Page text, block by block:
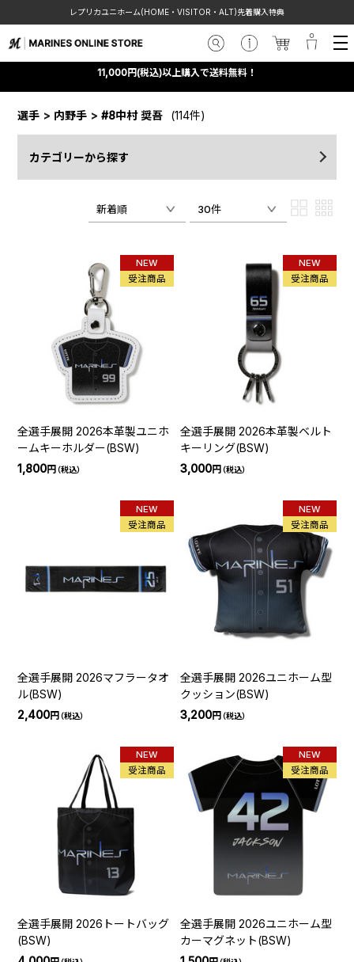
レプリカユニホーム(HOME・VISITOR・ALT)先着購入特典
11,000円(税込)以上購入で送料無料！
選手 > 内野手 >#8中村 奨吾 (114件)
カテゴリーから探す
新着順 30件
NEW
受注商品
全選手展開 2026本革製ユニホ
ームキーホルダー(BSW)
1,800円（税込）
NEW
受注商品
全選手展開 2026本革製ベルト
キーリング(BSW)
3,000円（税込）
NEW
受注商品
全選手展開 2026マフラータオ
ル(BSW)
2,400円（税込）
NEW
受注商品
全選手展開 2026ユニホーム型
クッション(BSW)
3,200円（税込）
NEW
受注商品
全選手展開 2026トートバッグ
(BSW)
NEW
受注商品
全選手展開 2026ユニホーム型
カーマグネット(BSW)